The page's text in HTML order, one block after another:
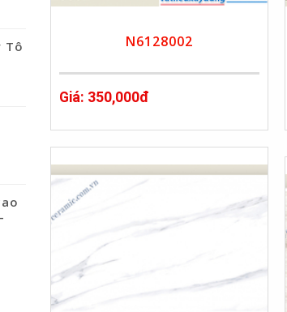
Tô N6128002
Giá: 350,000đ